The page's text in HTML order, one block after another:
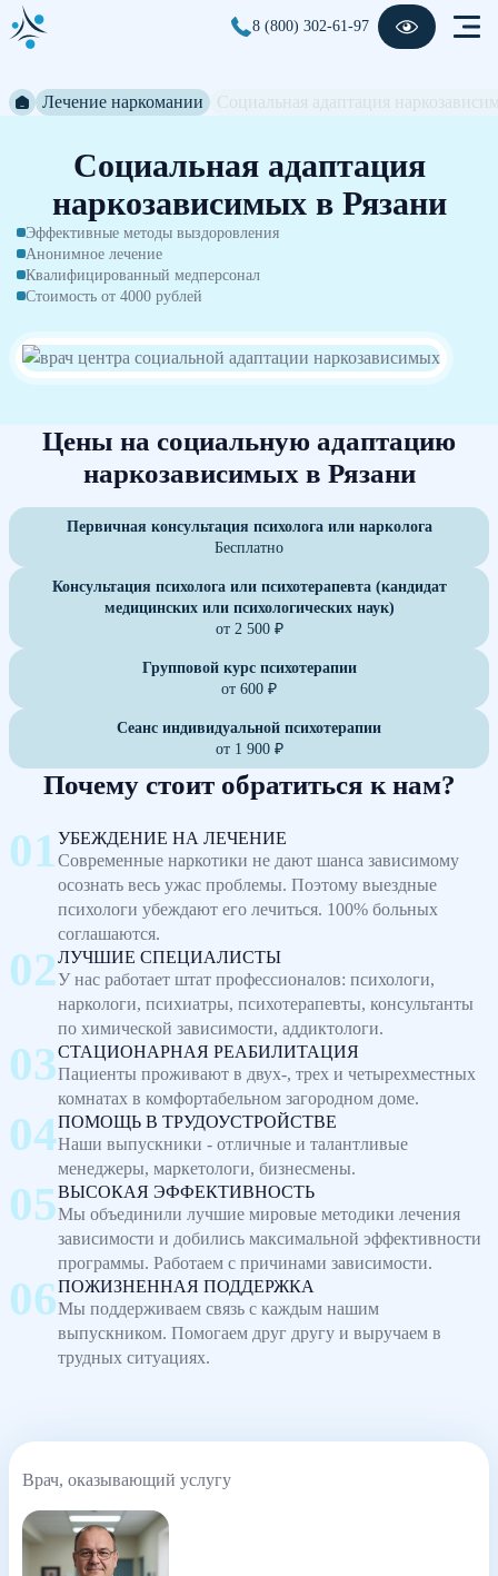
8 (800) 302-61-97
Лечение наркомании
Социальная адаптация
наркозависимых в Рязани
Эффективные методы выздоровления
Анонимное лечение
Квалифицированный медперсонал
Стоимость от 4000 рублей
Цены на социальную адаптацию
наркозависимых в Рязани
Первичная консультация психолога или нарколога
Бесплатно
Консультация психолога или психотерапевта (кандидат
медицинских или психологических наук)
от 2 500 ₽
Групповой курс психотерапии
от 600 ₽
Сеанс индивидуальной психотерапии
от 1 900 ₽
Почему стоит обратиться к нам?
УБЕЖДЕНИЕ НА ЛЕЧЕНИЕ
Современные наркотики не дают шанса зависимому
осознать весь ужас проблемы. Поэтому выездные
психологи убеждают его лечиться. 100% больных
соглашаются.
ЛУЧШИЕ СПЕЦИАЛИСТЫ
У нас работает штат профессионалов: психологи,
наркологи, психиатры, психотерапевты, консультанты
по химической зависимости, аддиктологи.
СТАЦИОНАРНАЯ РЕАБИЛИТАЦИЯ
Пациенты проживают в двух-, трех и четырехместных
комнатах в комфортабельном загородном доме.
ПОМОЩЬ В ТРУДОУСТРОЙСТВЕ
Наши выпускники - отличные и талантливые
менеджеры, маркетологи, бизнесмены.
ВЫСОКАЯ ЭФФЕКТИВНОСТЬ
Мы объединили лучшие мировые методики лечения
зависимости и добились максимальной эффективности
программы. Работаем с причинами зависимости.
ПОЖИЗНЕННАЯ ПОДДЕРЖКА
Мы поддерживаем связь с каждым нашим
выпускником. Помогаем друг другу и выручаем в
трудных ситуациях.
Врач, оказывающий услугу